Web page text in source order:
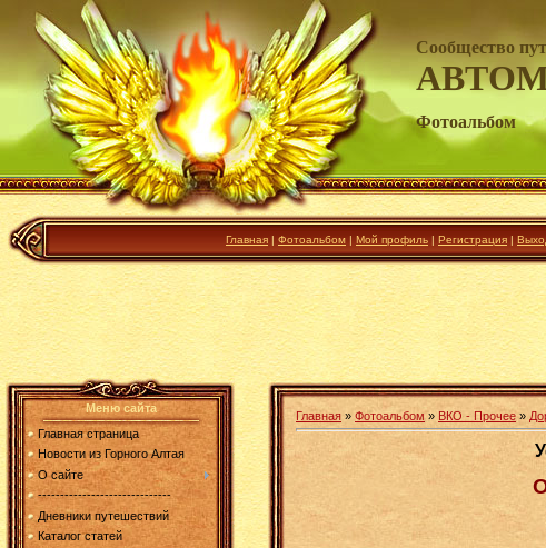
Сообщество
Фотоальбом
Главная | Фотоальбом | Мой профиль | Регистрация |
Меню сайта
Главная страница
Новости из Горного Алтая
О сайте
------------------------------
Дневники путешествий
Каталог статей
Главная » Фотоальбом» ВКО - Прочее »